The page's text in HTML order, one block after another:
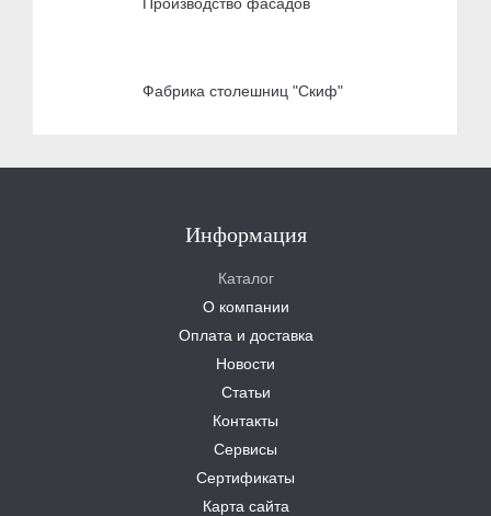
Фабрика столешниц "Скиф"
Информация
Каталог
О компании
Оплата и доставка
Новости
Статьи
Контакты
Сервисы
Сертификаты
Карта сайта